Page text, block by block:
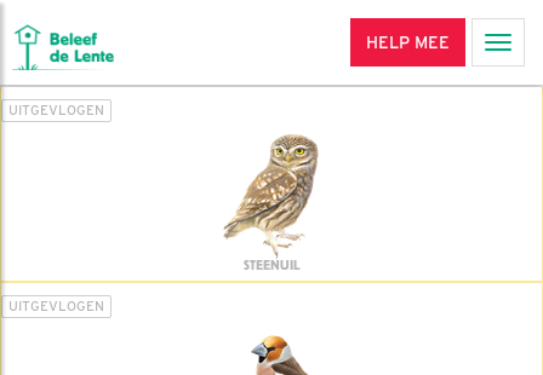
HELP MEE
UITGEVLOGEN
STEENUIL
UITGEVLOGEN